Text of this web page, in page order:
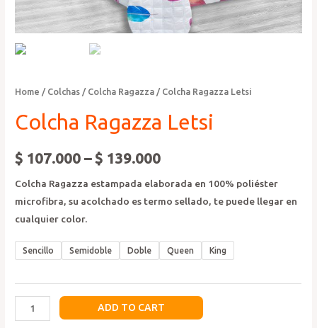
Home / Colchas / Colcha Ragazza / Colcha Ragazza Letsi
Colcha Ragazza Letsi
$ 107.000 –$ 139.000
Colcha Ragazza estampada elaborada en 100% poliéster
microfibra, su acolchado es termo sellado, te puede llegar en
cualquier color.
Sencillo Semidoble Doble Queen King
Colcha
Ragazza
ADD TO CART